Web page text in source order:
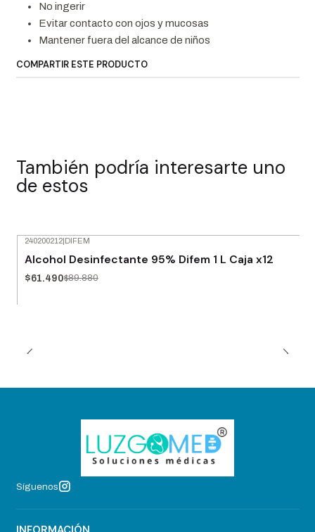
No ingerir
Evitar contacto con ojos y mucosas
Mantener fuera del alcance de niños
COMPARTIR ESTE PRODUCTO
También podría interesarte uno
de estos
240200212|DIFEM
Alcohol Desinfectante 95% Difem 1 L Caja x12
$61.490$89.880
Síguenos